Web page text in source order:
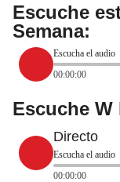
Escuche
Semana:
Escucha el audio
00:00:00
Escuche
Directo
Escucha el audio
00:00:00